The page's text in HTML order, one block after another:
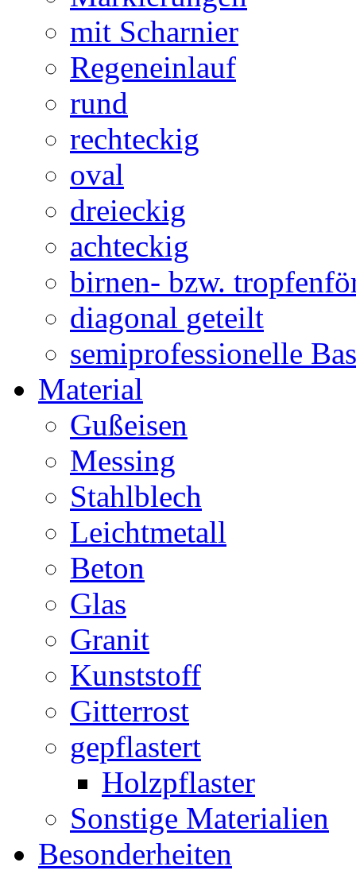
mit Scharnier
Regeneinlauf
rund
rechteckig
oval
dreieckig
achteckig
birnen- bzw.
diagonal geteilt
semiprofessionelle
Material
Gußeisen
Messing
Stahlblech
Leichtmetall
Beton
Glas
Granit
Kunststoff
Gitterrost
gepflastert
Holzpflaster
Sonstige Materialien
Besonderheiten